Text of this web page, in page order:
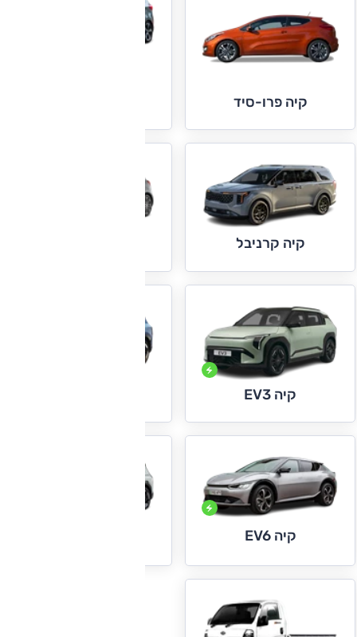
קיה פרו-סיד
קיה קרניבל
קיה EV3
קיה EV6